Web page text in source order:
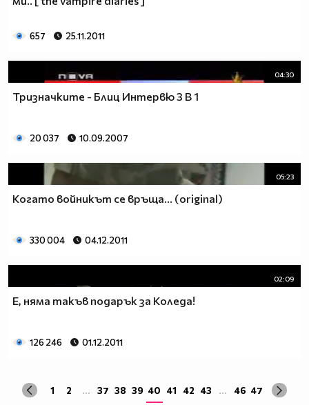
657 25.11.2011
04:30
Тризначките - Блиц Интервю 3 В 1
20 037 10.09.2007
05:23
Когато войникът се връща... (original)
330 004 04.12.2011
02:09
Е, няма такъв подарък за Коледа!
126 246 01.12.2011
1 2 ... 37 38 39 40 41 42 43 ... 46 47